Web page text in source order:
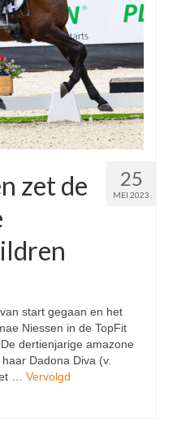
25
MEI 2023
zet de
start gegaan en het
Niessen in de TopFit
dertienjarige amazone
Dadona Diva (v.
… Vervolgd